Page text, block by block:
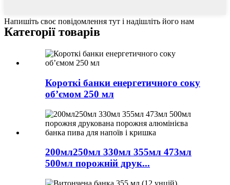
Напишіть своє повідомлення тут і надішліть його нам
Категорії товарів
Короткі банки енергетичного соку
об’ємом 250 мл
200мл250мл 330мл 355мл 473мл
500мл порожній друк...